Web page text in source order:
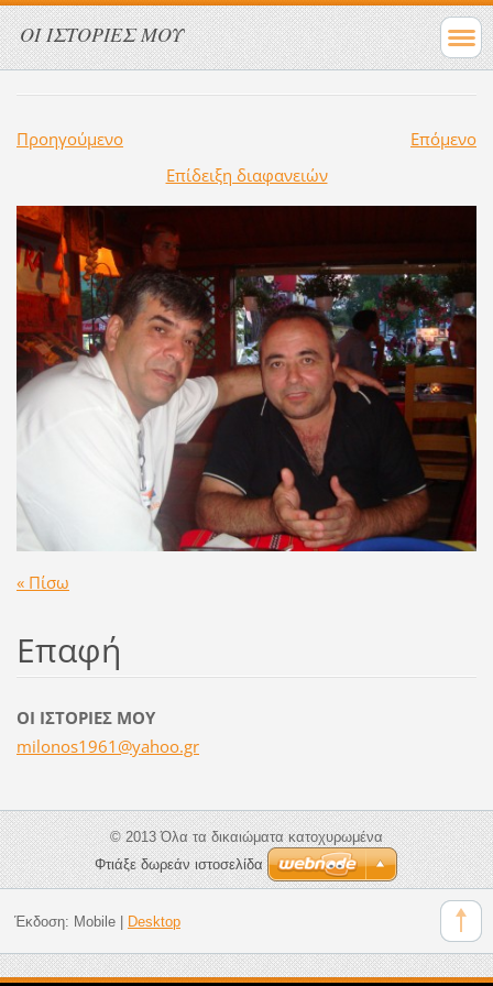
ΟΙ ΙΣΤΟΡΙΕΣ ΜΟΥ
Προηγούμενο
Επόμενο
Επίδειξη διαφανειών
« Πίσω
Επαφή
ΟΙ ΙΣΤΟΡΙΕΣ ΜΟΥ
milonos1961@yahoo.gr
© 2013 Όλα τα δικαιώματα κατοχυρωμένα
Φτιάξε δωρεάν ιστοσελίδα
Έκδοση: Mobile| Desktop